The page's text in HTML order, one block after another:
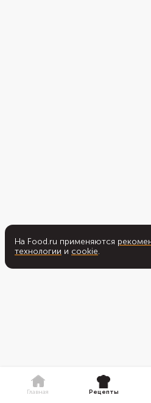
На Food.ru применяются
технологии и cookie.
Главная Рецепты